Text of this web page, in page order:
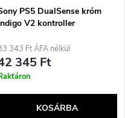
PS5 DualSense króm
V2 kontroller
343 Ft ÁFA nélkül
345 Ft
KOSÁRBA